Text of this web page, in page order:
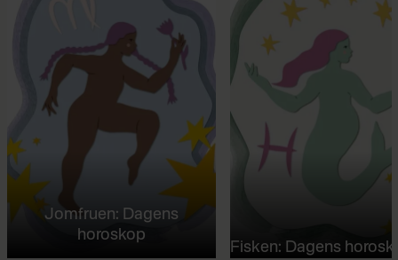
Jomfruen: Dagens
horoskop
Fisken: Dagens